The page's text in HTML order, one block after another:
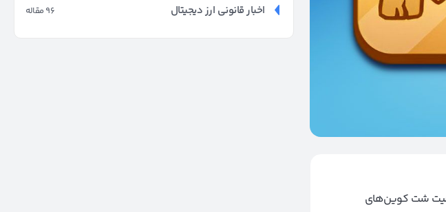
شت کوین‌های
96 مقاله اخبار قانونی ارز دیجیتال